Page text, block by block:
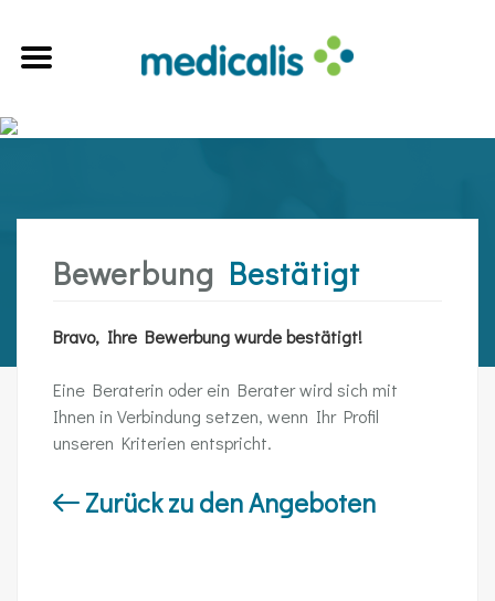
Bewerbung Bestätigt
Bravo, Ihre Bewerbung wurde bestätigt!
Eine Beraterin oder ein Berater wird sich mit
Ihnen in Verbindung setzen, wenn Ihr Profil
unseren Kriterien entspricht.
Zurück zu den Angeboten